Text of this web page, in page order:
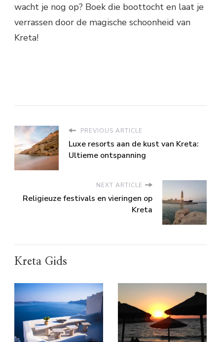
wacht je nog op? Boek die boottocht en laat je
verrassen door de magische schoonheid van
Kreta!
PREVIOUS ARTICLE
Luxe resorts aan de kust van Kreta:
Ultieme ontspanning
NEXT ARTICLE
Religieuze festivals en vieringen op
Kreta
Kreta Gids